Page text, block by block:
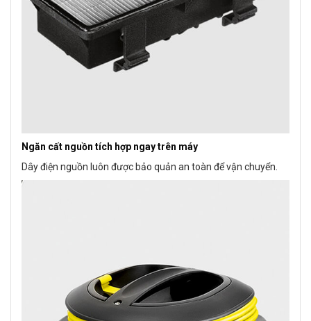
Ngăn cất nguồn tích hợp ngay trên máy
Dây điện nguồn luôn được bảo quản an toàn để vận chuyển.